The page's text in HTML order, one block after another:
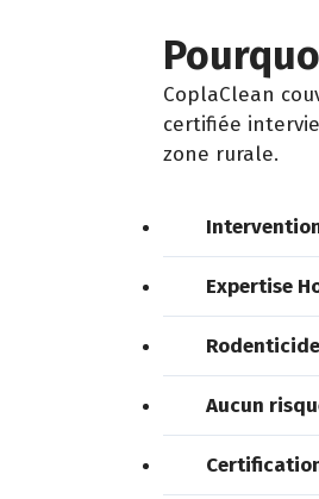
CoplaClean
certifiée
zone rurale.
Expertise
Aucun